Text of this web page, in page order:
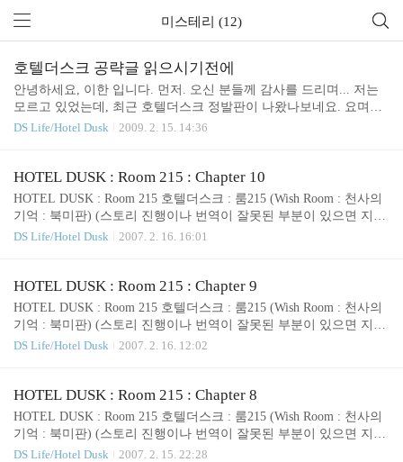
미스테리 (12)
호텔더스크 공략글 읽으시기전에
안녕하세요, 이한 입니다. 먼저. 오신 분들께 감사를 드리며... 저는
모르고 있었는데, 최근 호텔더스크 정발판이 나왔나보네요. 요며칠
갑자기 호텔더스크관련 댓글이 늘어나서 알게되었습니다. (와~!!!
남긴 글들이 현재 게임을 진행하는데 여러가지로 도움이 되셨으면
하는 바람이며, 어떤 분이 말씀하셨듯이, 군데군데 허점이 있습니다.
특히 이렇게 기록할 생각이 없었던, 챕터1,2 가 좀 심할겁니다. 그리
고 게임막바지로 돌입하면서 엔딩을 보고싶어 안달이었던 때였던터
라 (거의 미친듯이 진도 나갔죠-.-) 챕터 9나 10도 심하진 않을테지만
DS Life/Hotel Dusk 2009. 2. 15. 14:36
HOTEL DUSK : Room 215 : Chapter 10
HOTEL DUSK : Room 215 호텔더스크 : 룸215 (Wish Room : 천사의
기억 : 북미판) (스토리 진행이나 번역이 잘못된 부분이 있으면 지적
해주세요.^^ 고칠께요.) 1979년 12월 29일 마지막 토요일 ++++++++
++++++++++++++++++++++++++++++++++++++++++++++++++++
+++++++++++++++++++++++++++++++++++ 드디어 마지막, 챕쳐1
0이다. 챕터10은 로사가 하이드를 깨우면서 시작한다. 하이드가 깨
어나고 그동안의 모든 얘..
DS Life/Hotel Dusk 2007. 2. 16. 16:01
HOTEL DUSK : Room 215 : Chapter 9
HOTEL DUSK : Room 215 호텔더스크 : 룸215 (Wish Room : 천사의
기억 : 북미판) (스토리 진행이나 번역이 잘못된 부분이 있으면 지적
해주세요.^^ 고칠께요.) 1979년 12월 29일 마지막 토요일 ++++++++
++++++++++++++++++++++++++++++++++++++++++++++++++++
+++++++++++++++++++++++++++++++++++ 챕터8을 지나왔으니,
이제 사과그림을 찾아야 할 타이밍이다. 우선 방에 있는 사과그림부
터 보자. 침대머리맡에 있는..
DS Life/Hotel Dusk 2007. 2. 16. 12:02
HOTEL DUSK : Room 215 : Chapter 8
HOTEL DUSK : Room 215 호텔더스크 : 룸215 (Wish Room : 천사의
기억 : 북미판) (스토리 진행이나 번역이 잘못된 부분이 있으면 지적
해주세요.^^ 고칠께요.) 1979년 12월 28일 마지막 금요일 ++++++++
DS Life/Hotel Dusk 2007. 2. 15. 22:28